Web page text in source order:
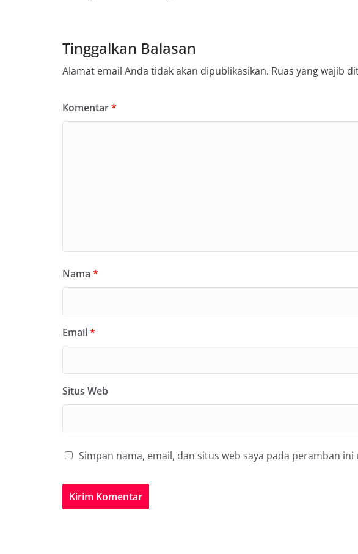
Tinggalkan Balasan
Alamat email Anda tidak akan dipublikasikan. Ruas yang wajib
Komentar*
Nama *
Email*
Situs Web
Simpan nama, email, dan situs web saya pada peramban